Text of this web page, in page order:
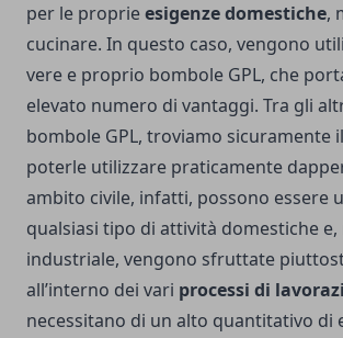
per le proprieesigenze domestiche,
cucinare. In questo caso, vengono
vere e proprio bombole GPL, che
elevato numero di vantaggi. Tra gli
bombole GPL, troviamo sicuramente
poterle utilizzare praticamente
ambito civile, infatti, possono essere
qualsiasi tipo di attività domestiche
industriale, vengono sfruttate
all’interno dei vari processi di
necessitano di un alto quantitativo di